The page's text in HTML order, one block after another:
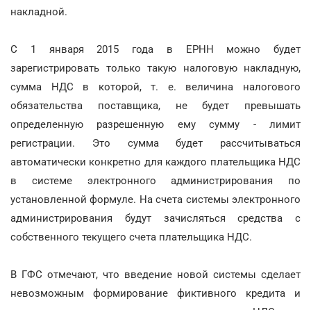
накладной.
С 1 января 2015 года в ЕРНН можно будет
зарегистрировать только такую налоговую накладную,
сумма НДС в которой, т. е. величина налогового
обязательства поставщика, не будет превышать
определенную разрешенную ему сумму - лимит
регистрации. Это сумма будет рассчитываться
автоматически конкретно для каждого плательщика НДС
в системе электронного администрирования по
установленной формуле. На счета системы электронного
администрирования будут зачисляться средства с
собственного текущего счета плательщика НДС.
В ГФС отмечают, что введение новой системы сделает
невозможным формирование фиктивного кредита и